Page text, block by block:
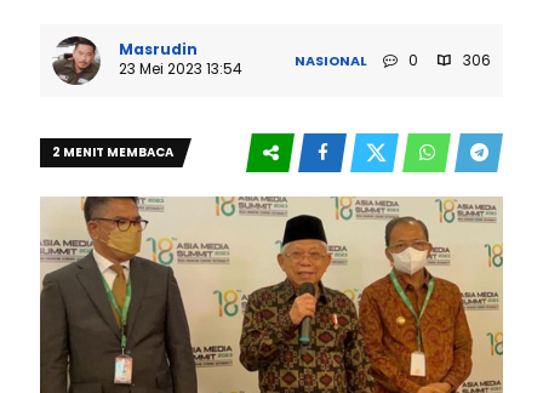
Masrudin
23 Mei 2023 13:54
NASIONAL 0 306
2 MENIT MEMBACA